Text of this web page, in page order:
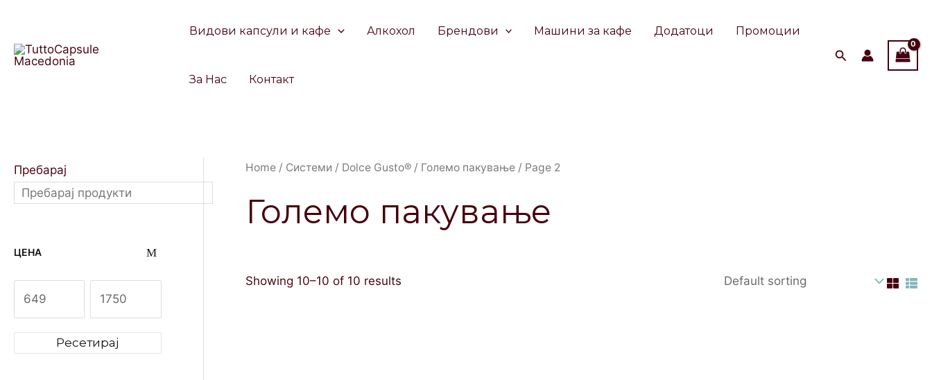
content
Видови капсули и кафе Алкохол Брендови Машини за кафе Додатоци Промоции
За Нас Контакт
Пребарај
ЦЕНА
Ресетирај
Home/ Системи / Dolce Gusto®/ Големо пакување/ Page 2
Големо пакување
Showing 10–10 of 10 results